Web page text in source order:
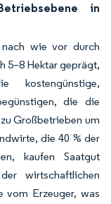
in
wie vor durch
5–8 Hektar geprägt,
kostengünstige,
die die
Großbetrieben um
die 40 % der
kaufen Saatgut
wirtschaftlichen
vom Erzeuger, was